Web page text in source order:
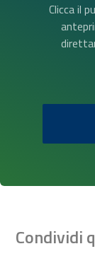
Clicca il
Condividi